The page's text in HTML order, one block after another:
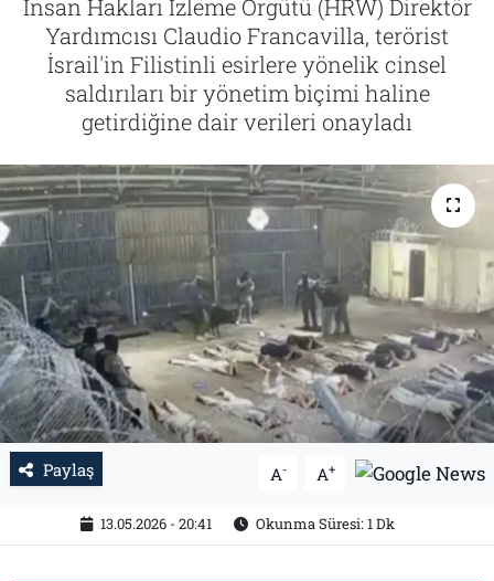
İnsan Hakları İzleme Örgütü (HRW) Direktör
Yardımcısı Claudio Francavilla, terörist
İsrail'in Filistinli esirlere yönelik cinsel
saldırıları bir yönetim biçimi haline
getirdiğine dair verileri onayladı
Paylaş A- A+
13.05.2026 - 20:41 Okunma Süresi: 1 Dk
Tarih
İletişim
Künye